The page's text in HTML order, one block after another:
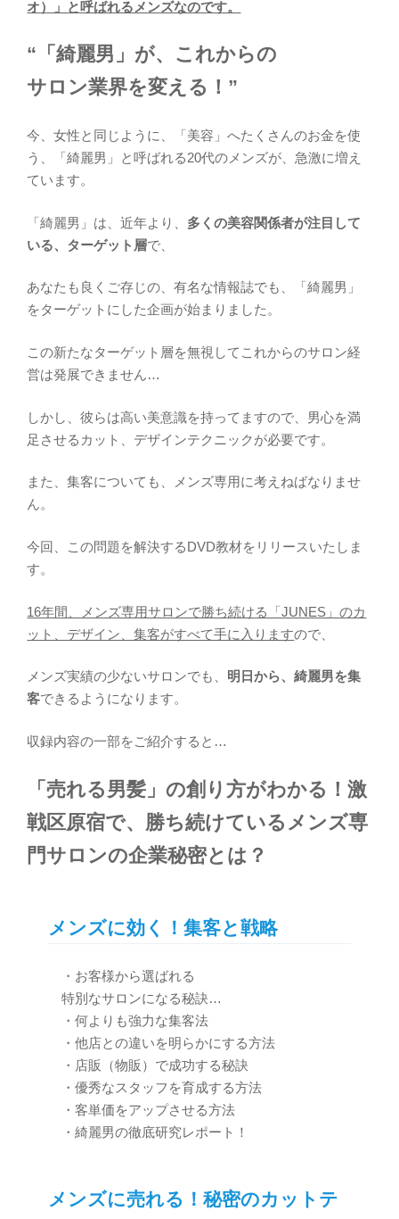
オ）」と呼ばれるメンズなのです。
“「綺麗男」が、これからの
サロン業界を変える！”
今、女性と同じように、「美容」へたくさんのお金を使
う、「綺麗男」と呼ばれる20代のメンズが、急激に増え
ています。
「綺麗男」は、近年より、 多くの美容関係者が注目して
いる、ターゲット層で、
あなたも良くご存じの、有名な情報誌でも、「綺麗男」
をターゲットにした企画が始まりました。
この新たなターゲット層を無視してこれからのサロン経
営は発展できません…
しかし、彼らは高い美意識を持ってますので、男心を満
足させるカット、デザインテクニックが必要です。
また、集客についても、メンズ専用に考えねばなりませ
ん。
今回、この問題を解決するDVD教材をリリースいたしま
す。
16年間、メンズ専用サロンで勝ち続ける「JUNES」のカ
ット、デザイン、集客がすべて手に入りますので、
メンズ実績の少ないサロンでも、 明日から、綺麗男を集
客できるようになります。
収録内容の一部をご紹介すると…
「売れる男髪」の創り方がわかる！激
戦区原宿で、勝ち続けているメンズ専
門サロンの企業秘密とは？
メンズに効く！集客と戦略
・お客様から選ばれる
特別なサロンになる秘訣…
・何よりも強力な集客法
・他店との違いを明らかにする方法
・店販（物販）で成功する秘訣
・優秀なスタッフを育成する方法
・客単価をアップさせる方法
・綺麗男の徹底研究レポート！
メンズに売れる！秘密のカットテ